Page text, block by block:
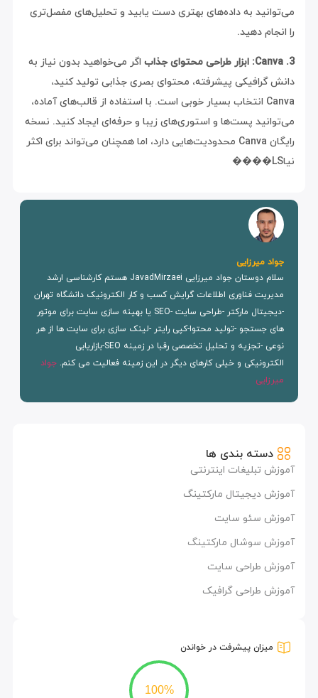
دسته بندی ها
آموزش تبلیغات اینترنتی
آموزش دیجیتال مارکتینگ
آموزش سئو سایت
آموزش سوشال مارکتینگ
آموزش طراحی سایت
آموزش طراحی گرافیک
میزان پیشرفت در خواندن
100%
می‌توانید به داده‌های بهتری دست یابید و تحلیل‌های مفصل‌تری
را انجام دهید.
3. Canva: ابزار طراحی محتوای جذاب
اگر می‌خواهید بدون نیاز به
دانش گرافیکی پیشرفته، محتوای بصری جذابی تولید کنید،
Canva انتخاب بسیار خوبی است. با استفاده از قالب‌های آماده،
می‌توانید پست‌ها و استوری‌های زیبا و حرفه‌ای ایجاد کنید. نسخه
رایگان Canva محدودیت‌هایی دارد، اما همچنان می‌تواند برای اکثر
نیاLS����
جواد میرزایی
سلام دوستان جواد میرزایی JavadMirzaei هستم کارشناسی ارشد
مدیریت فناوری اطلاعات گرایش کسب و کار الکترونیک دانشگاه تهران
-دیجیتال مارکتر -طراحی سایت -SEO یا بهینه سازی سایت برای موتور
های جستجو -تولید محتوا-کپی رایتر -لینک سازی برای سایت ها از هر
نوعی -تجزیه و تحلیل تخصصی رقبا در زمینه SEO-بازاریابی
الکترونیکی و خیلی کارهای دیگر در این زمینه فعالیت می کنم. جواد
میرزایی